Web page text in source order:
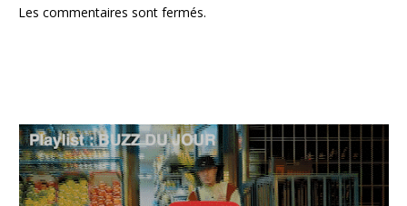
Les commentaires sont fermés.